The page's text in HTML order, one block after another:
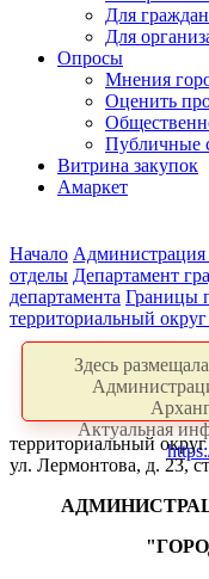
Для граждан
Для
Опросы
Мнения
Оценить
Публичные
Витрина закупок
Амаркет
Начало Администрация
отделы Департамент
департамента Границы
территориальный
Здесь
Актуальная
территориальный
ул. Лермонтова, д. 23,